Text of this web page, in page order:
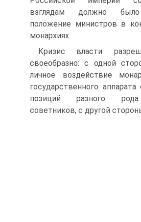
взглядам должно было
положение министров в
монархиях.
Кризис власти
своеобразно: с одной
личное воздействие
государственного
позиций разного
советников, с другой